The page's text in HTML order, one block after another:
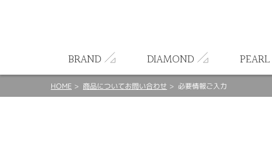
BRAND DIAMOND PEARL
HOME 商品についてお問い合わせ 必要情報ご入力